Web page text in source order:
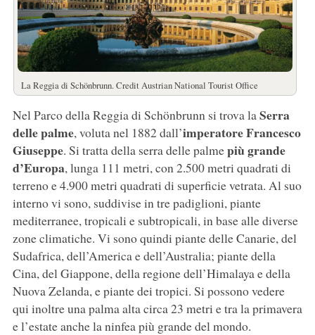
La Reggia di Schönbrunn. Credit Austrian National Tourist Office
Nel Parco della Reggia di Schönbrunn si trova la Serra
delle palme, voluta nel 1882 dall’imperatoreFrancesco
Giuseppe. Si tratta della serra delle palmepiù grande
d’Europa, lunga 111 metri, con 2.500 metri quadrati di
terreno e 4.900 metri quadrati di superficie vetrata. Al suo
interno vi sono, suddivise in tre padiglioni, piante
mediterranee, tropicali e subtropicali, in base alle diverse
zone climatiche. Vi sono quindi piante delle Canarie, del
Sudafrica, dell’America e dell’Australia; piante della
Cina, del Giappone, della regione dell’Himalaya e della
Nuova Zelanda, e piante dei tropici. Si possono vedere
qui inoltre una palma alta circa 23 metri e tra la primavera
e l’estate anche la ninfea più grande del mondo.